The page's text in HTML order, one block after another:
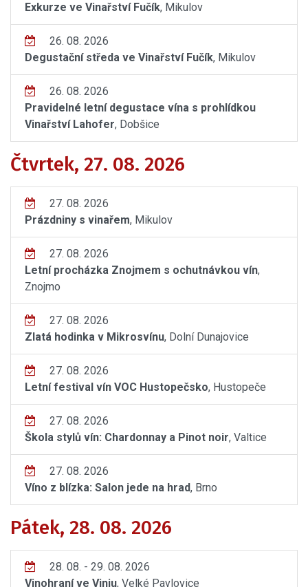
Exkurze ve Vinařství Fučík, Mikulov
26. 08. 2026
Degustační středa ve Vinařství Fučík, Mikulov
26. 08. 2026
Pravidelné letní degustace vína s prohlídkou
Vinařství Lahofer, Dobšice
Čtvrtek, 27. 08. 2026
27. 08. 2026
Prázdniny s vinařem, Mikulov
27. 08. 2026
Letní procházka Znojmem s ochutnávkou vín,
Znojmo
27. 08. 2026
Zlatá hodinka v Mikrosvínu, Dolní Dunajovice
27. 08. 2026
Letní festival vín VOC Hustopečsko, Hustopeče
27. 08. 2026
Škola stylů vín: Chardonnay a Pinot noir, Valtice
27. 08. 2026
Víno z blízka: Salon jede na hrad, Brno
Pátek, 28. 08. 2026
28. 08. - 29. 08. 2026
Vinohraní ve Viniu, Velké Pavlovice